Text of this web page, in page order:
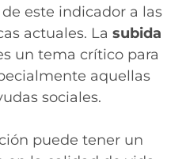
este indicador a las
actuales. La subida
un tema crítico para
aquellas
sociales.
puede tener un